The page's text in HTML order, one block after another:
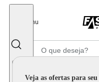
Menu
Veja as ofertas para seu